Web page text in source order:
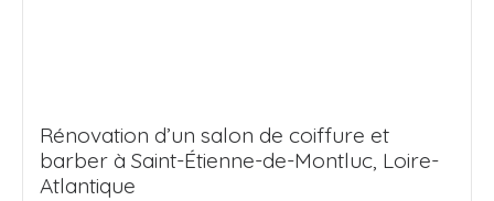
Rénovation d’un salon de coiffure et
barber à Saint-Étienne-de-Montluc, Loire-
Atlantique